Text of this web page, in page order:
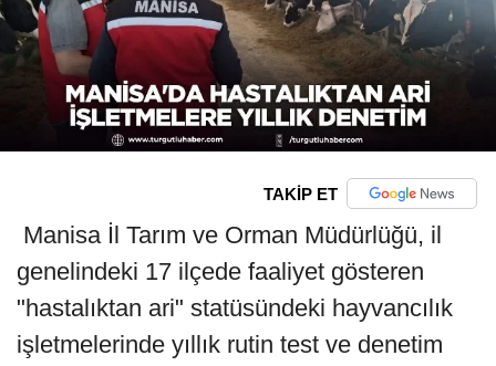
TAKİP ET
Manisa İl Tarım ve Orman Müdürlüğü, il
genelindeki 17 ilçede faaliyet gösteren
"hastalıktan ari" statüsündeki hayvancılık
işletmelerinde yıllık rutin test ve denetim